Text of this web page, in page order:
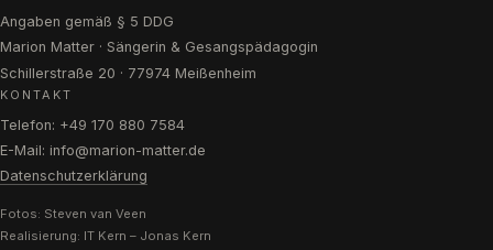
Angaben gemäß § 5 DDG
Marion Matter · Sängerin & Gesangspädagogin
Schillerstraße 20 · 77974 Meißenheim
KONTAKT
Telefon: +49 170 880 7584
E-Mail: info@marion-matter.de
Datenschutzerklärung
Fotos: Steven van Veen
Realisierung: IT Kern – Jonas Kern